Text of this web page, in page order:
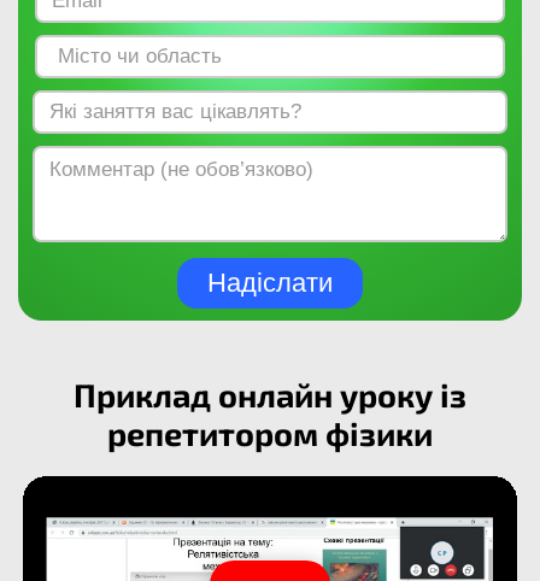
Надіслати
Приклад онлайн уроку із
репетитором фізики